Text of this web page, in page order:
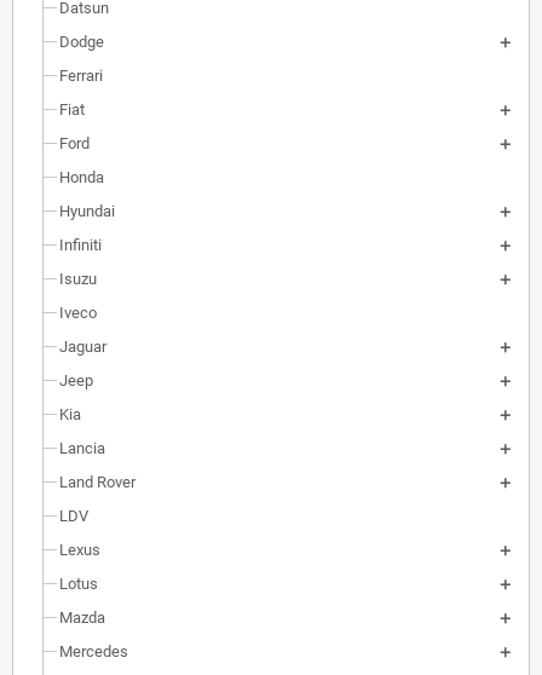
Datsun
Dodge
Ferrari
Fiat
Ford
Honda
Hyundai
Infiniti
Isuzu
Iveco
Jaguar
Jeep
Kia
Lancia
Land Rover
LDV
Lexus
Lotus
Mazda
Mercedes